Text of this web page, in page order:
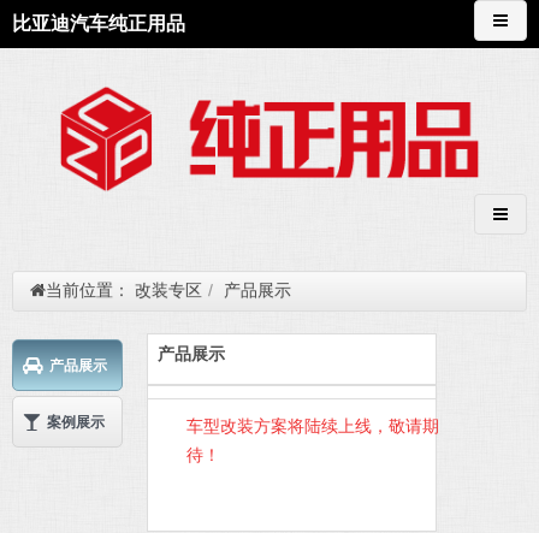
比亚迪汽车纯正用品
当前位置： 改装专区 / 产品展示
产品展示
案例展示
产品展示
车型改装方案将陆续上线，敬请期
待！